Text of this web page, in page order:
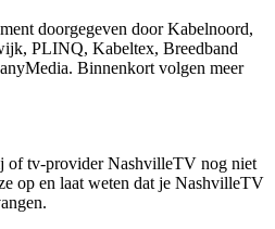
doorgegeven door Kabelnoord,
PLINQ, Kabeltex, Breedband
Binnenkort volgen meer
of tv-provider NashvilleTV nog niet
op en laat weten dat je NashvilleTV